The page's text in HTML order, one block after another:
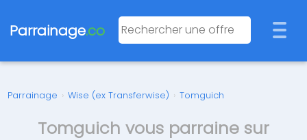
Parrainage.co
Parrainage › Wise (ex Transferwise) › Tomguich
Tomguich vous parraine sur